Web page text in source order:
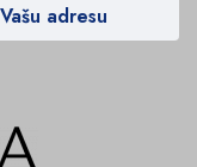
adresu